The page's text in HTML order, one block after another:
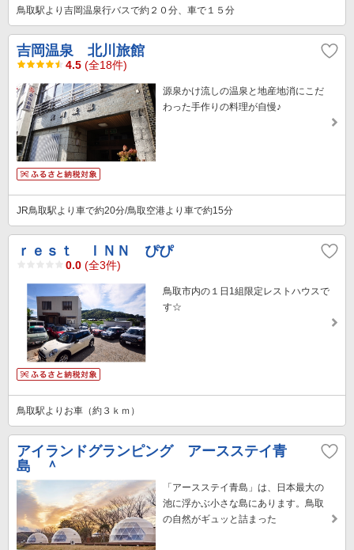
鳥取駅より吉岡温泉行バスで約２０分、車で１５分
吉岡温泉 北川旅館
4.5 (全18件)
源泉かけ流しの温泉と地産地消にこだ
わった手作りの料理が自慢♪
JR鳥取駅より車で約20分/鳥取空港より車で約15分
ｒｅｓｔ ＩＮＮ ぴぴ
0.0 (全3件)
鳥取市内の１日1組限定レストハウスで
す☆
鳥取駅よりお車（約３ｋｍ）
アイランドグランピング アースステイ青
島 ＾
「アースステイ青島」は、日本最大の
池に浮かぶ小さな島にあります。鳥取
の自然がギュッと詰まった